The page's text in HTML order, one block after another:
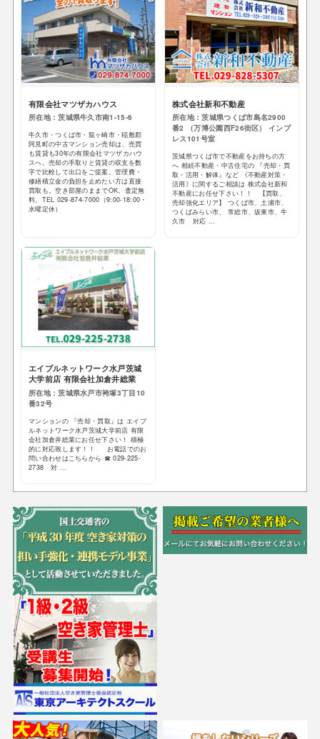
有限会社マツザカハウス
所在地：茨城県牛久市南1-15-6
牛久市・つくば市・龍ヶ崎市・稲敷郡
阿見町の中古マンション売却は、売買
も賃貸も30年の有限会社マツザカハウ
スへ。売却の手取りと賃貸の収支を数
字で比較して出口をご提案。管理費・
修繕積立金の負担を止めたい方は直接
買取も。空き部屋のままでOK。査定無
料。TEL 029-874-7000（9:00-18:00・
水曜定休）
株式会社新和不動産
所在地：茨城県つくば市島名2900
番2 （万博公園西F26街区） インプ
レス101号室
茨城県つくば市で不動産をお持ちの方
へ 相続不動産・中古住宅の 『売却・買
取・活用・解体』など 《不動産対策・
活用》に関するご相談は 株式会社新和
不動産にお任せ下さい！！ 【買取、
売却強化エリア】 つくば市、土浦市、
つくばみらい市、 常総市、坂東市、牛
久市 対応 ...
エイブルネットワーク水戸茨城
大学前店 有限会社加倉井総業
所在地：茨城県水戸市袴塚3丁目10
番32号
マンションの 『売却・買取』は エイブ
ルネットワーク水戸茨城大学前店 有限
会社加倉井総業にお任せ下さい！ 積極
的に対応致します！！ お電話でのお
問い合わせはこちらから ☎ 029-225-
2738 対 ...